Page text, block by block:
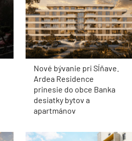
Nové bývanie pri Sĺňave.
Ardea Residence
prinesie do obce Banka
desiatky bytov a
apartmánov